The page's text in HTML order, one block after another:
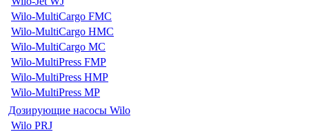
Wilo-MultiCargo FMC
Wilo-MultiCargo HMC
Wilo-MultiCargo MC
Wilo-MultiPress FMP
Wilo-MultiPress HMP
Wilo-MultiPress MP
Дозирующие насосы Wilo
Wilo PRJ